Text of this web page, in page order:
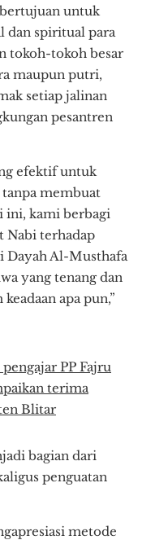
untuk
dan spiritual para
tokoh-tokoh besar
maupun putri,
setiap jalinan
pesantren
efektif untuk
membuat
ini, kami berbagi
Nabi terhadap
Dayah Al-Musthafa
yang tenang dan
apa pun,”
PP Fajru
terima
Blitar
bagian dari
penguatan
metode